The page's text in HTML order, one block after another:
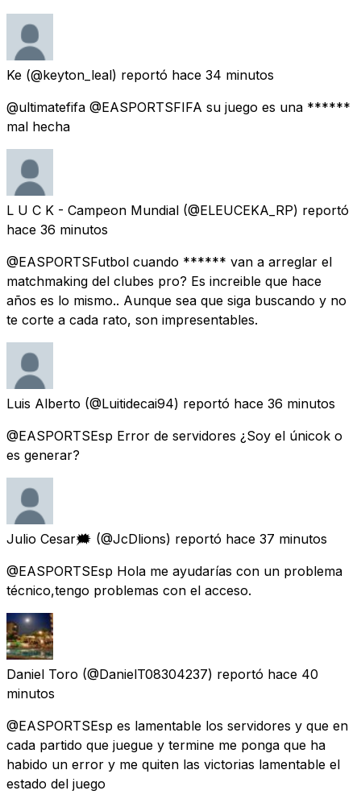
Ke (@keyton_leal) reportó hace 34 minutos
@ultimatefifa @EASPORTSFIFA su juego es una ******
mal hecha
L U C K - Campeon Mundial (@ELEUCEKA_RP) reportó
hace 36 minutos
@EASPORTSFutbol cuando ****** van a arreglar el
matchmaking del clubes pro? Es increible que hace
años es lo mismo.. Aunque sea que siga buscando y no
te corte a cada rato, son impresentables.
Luis Alberto (@Luitidecai94) reportó hace 36 minutos
@EASPORTSEsp Error de servidores ¿Soy el únicok o
es generar?
Julio Cesar🗯 (@JcDlions) reportó hace 37 minutos
@EASPORTSEsp Hola me ayudarías con un problema
técnico,tengo problemas con el acceso.
Daniel Toro (@DanielT08304237) reportó hace 40
minutos
@EASPORTSEsp es lamentable los servidores y que en
cada partido que juegue y termine me ponga que ha
habido un error y me quiten las victorias lamentable el
estado del juego